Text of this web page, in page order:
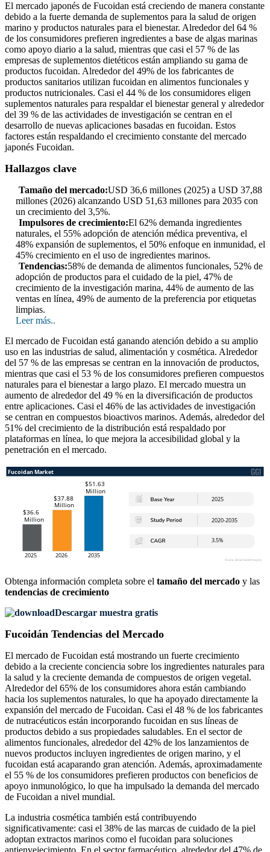
El mercado japonés de Fucoidan está creciendo de manera constante
debido a la fuerte demanda de suplementos para la salud de origen
marino y productos naturales para el bienestar. Alrededor del 64 %
de los consumidores prefieren ingredientes a base de algas marinas
como apoyo diario a la salud, mientras que casi el 57 % de las
empresas de suplementos dietéticos están ampliando su gama de
productos fucoidan. Alrededor del 49% de los fabricantes de
productos sanitarios utilizan fucoidan en alimentos funcionales y
productos nutricionales. Casi el 44 % de los consumidores eligen
suplementos naturales para respaldar el bienestar general y alrededor
del 39 % de las actividades de investigación se centran en el
desarrollo de nuevas aplicaciones basadas en fucoidan. Estos
factores están respaldando el crecimiento constante del mercado
japonés Fucoidan.
Hallazgos clave
Tamaño del mercado:USD 36,6 millones (2025) a USD 37,88
millones (2026) alcanzando USD 51,63 millones para 2035 con
un crecimiento del 3,5%.
Impulsores de crecimiento:El 62% demanda ingredientes
naturales, el 55% adopción de atención médica preventiva, el
48% expansión de suplementos, el 50% enfoque en inmunidad, el
45% crecimiento en el uso de ingredientes marinos.
Tendencias:58% de demanda de alimentos funcionales, 52% de
adopción de productos para el cuidado de la piel, 47% de
crecimiento de la investigación marina, 44% de aumento de las
ventas en línea, 49% de aumento de la preferencia por etiquetas
limpias.
Leer más..
El mercado de Fucoidan está ganando atención debido a su amplio
uso en las industrias de salud, alimentación y cosmética. Alrededor
del 57 % de las empresas se centran en la innovación de productos,
mientras que casi el 53 % de los consumidores prefieren compuestos
naturales para el bienestar a largo plazo. El mercado muestra un
aumento de alrededor del 49 % en la diversificación de productos
entre aplicaciones. Casi el 46% de las actividades de investigación
se centran en compuestos bioactivos marinos. Además, alrededor del
51% del crecimiento de la distribución está respaldado por
plataformas en línea, lo que mejora la accesibilidad global y la
penetración en el mercado.
Obtenga información completa sobre el tamaño del mercado y las
tendencias de crecimiento
Descargar muestra gratis
Fucoidán Tendencias del Mercado
El mercado de Fucoidan está mostrando un fuerte crecimiento
debido a la creciente conciencia sobre los ingredientes naturales para
la salud y la creciente demanda de compuestos de origen vegetal.
Alrededor del 65% de los consumidores ahora están cambiando
hacia los suplementos naturales, lo que ha apoyado directamente la
expansión del mercado de Fucoidan. Casi el 48 % de los fabricantes
de nutracéuticos están incorporando fucoidan en sus líneas de
productos debido a sus propiedades saludables. En el sector de
alimentos funcionales, alrededor del 42% de los lanzamientos de
nuevos productos incluyen ingredientes de origen marino, y el
fucoidan está acaparando gran atención. Además, aproximadamente
el 55 % de los consumidores prefieren productos con beneficios de
apoyo inmunológico, lo que ha impulsado la demanda del mercado
de Fucoidan a nivel mundial.
La industria cosmética también está contribuyendo
significativamente: casi el 38% de las marcas de cuidado de la piel
adoptan extractos marinos como el fucoidan para soluciones